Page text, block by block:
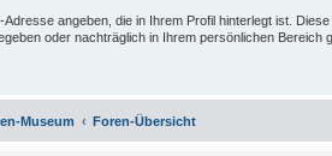
angeben, die in Ihrem Profil hinterlegt ist.
oder nachträglich in Ihrem persönlichen Bereich
Museum Foren-Übersicht